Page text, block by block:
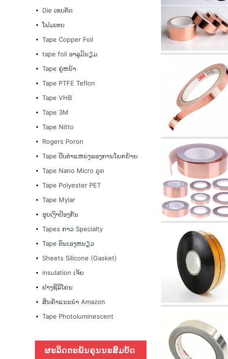
Die ເທບຕັດ
ໂຟມເທບ
Tape Copper Foil
tape foil ອາລູມິນຽມ
Tape ຄູ່ຫນ້າ
Tape PTFE Teflon
Tape VHB
Tape 3M
Tape Nitto
Rogers Poron
Tape ປັບຕໍາແຫນ່ງຂອງການໂຍກຍ້າຍ
Tape Nano Micro ດູດ
Tape Polyester PET
Tape Mylar
ຮູບເງົາປ້ອງກັນ
Tapes ກາວ Specialty
Tape ຕົນເອງຫນຽວ
Sheets Silicone (Gasket)
insulation ເຈ້ຍ
ຢາງຊິລິໂຄນ
ສິນຄ້າແນະນໍາ Amazon
Tape Photoluminescent
ຜະລິດຕະພັນຄຸນນະສົມບັດ